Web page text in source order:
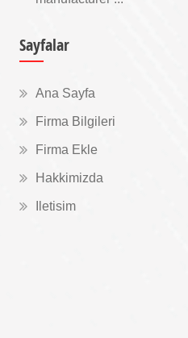
Sayfalar
Ana Sayfa
Firma Bilgileri
Firma Ekle
Hakkimizda
Iletisim